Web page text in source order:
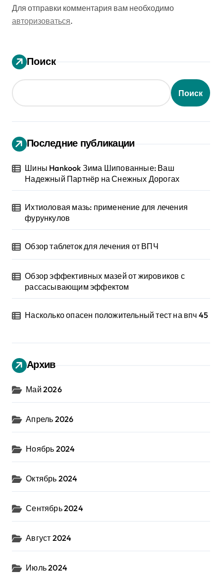
Для отправки комментария вам необходимо
авторизоваться.
Поиск
Поиск
Последние публикации
Шины Hankook Зима Шипованные: Ваш
Надежный Партнёр на Снежных Дорогах
Ихтиоловая мазь: применение для лечения
фурункулов
Обзор таблеток для лечения от ВПЧ
Обзор эффективных мазей от жировиков с
рассасывающим эффектом
Насколько опасен положительный тест на впч 45
Архив
Май 2026
Апрель 2026
Ноябрь 2024
Октябрь 2024
Сентябрь 2024
Август 2024
Июль 2024